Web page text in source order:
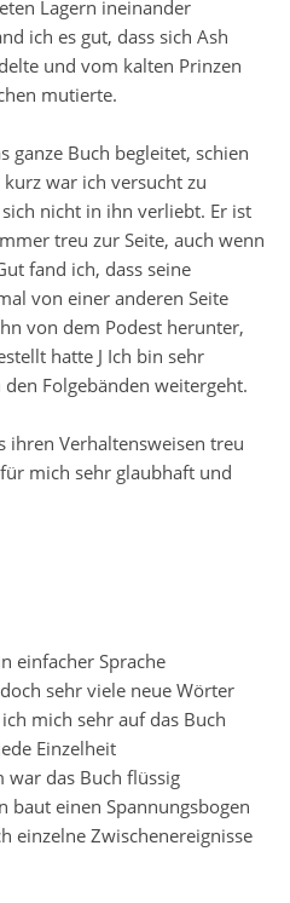
Lagern ineinander
ich es gut, dass sich Ash
und vom kalten Prinzen
mutierte.
ganze Buch begleitet, schien
war ich versucht zu
nicht in ihn verliebt. Er ist
treu zur Seite, auch wenn
fand ich, dass seine
von einer anderen Seite
von dem Podest herunter,
hatte J Ich bin sehr
Folgebänden weitergeht.
ihren Verhaltensweisen treu
mich sehr glaubhaft und
einfacher Sprache
sehr viele neue Wörter
mich sehr auf das Buch
Einzelheit
das Buch flüssig
baut einen Spannungsbogen
einzelne Zwischenereignisse